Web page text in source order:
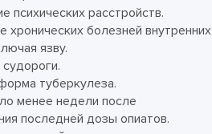
психических расстройств.
хронических болезней внутренних
язву.
туберкулеза.
менее недели после
последней дозы опиатов.